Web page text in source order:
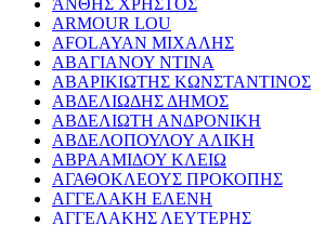
ΆΝΘΗΣ ΧΡΗΣΤΟΣ
ARMOUR LOU
AFOLAYAN ΜΙΧΑΛΗΣ
ΑΒΑΓΙΑΝΟΥ ΝΤΙΝΑ
ΑΒΑΡΙΚΙΩΤΗΣ ΚΩΝΣΤΑΝΤΙΝΟΣ
ΑΒΔΕΛΙΩΔΗΣ ΔΗΜΟΣ
ΑΒΔΕΛΙΩΤΗ ΑΝΔΡΟΝΙΚΗ
ΑΒΔΕΛΟΠΟΥΛΟΥ ΑΛΙΚΗ
ΑΒΡΑΑΜΙΔΟΥ ΚΛΕΙΩ
ΑΓΑΘΟΚΛΕΟΥΣ ΠΡΟΚΟΠΗΣ
ΑΓΓΕΛΑΚΗ ΕΛΕΝΗ
ΑΓΓΕΛΑΚΗΣ ΛΕΥΤΕΡΗΣ